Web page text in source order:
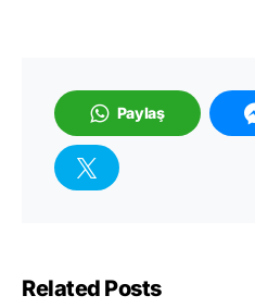
Paylaş
Related Posts